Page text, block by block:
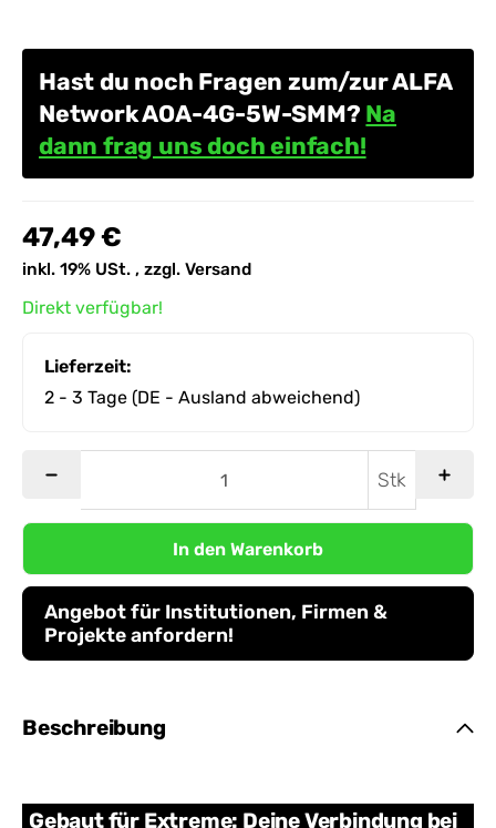
Hast du noch Fragen zum/zur ALFA
Network AOA-4G-5W-SMM? Na
dann frag uns doch einfach!
47,49 €
inkl. 19% USt. , zzgl. Versand
Direkt verfügbar!
Lieferzeit:
2 - 3 Tage (DE - Ausland abweichend)
Stk
In den Warenkorb
Angebot für Institutionen, Firmen &
Projekte anfordern!
Beschreibung
Gebaut für Extreme: Deine Verbindung bei